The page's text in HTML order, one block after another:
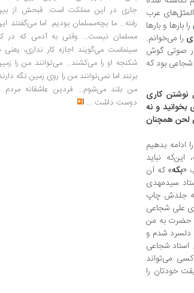
عرب
را بار‌ها و بار‌ها
را می‌خوانم.
صوتی گوش
بود که
نوشتن کاری
و نه
لحن همچنان
ادامه بدهیم
نباید
«بکه» که آن
سیدمهدی
جلدش چاپ
علی شجاعی
حضرت به من
دلسرد شدم و
استاد شجاعی
می‌تواند
خودتان را
جاری در این مملکت است. قبحش از
رفته... ما بچه‌مسلمان بودیم. اما می‌گفتند
مسلمان نیست... وقتی به آدمی که در
سینماست می‌گویند اجازه کار نداری، یعنی
شکنجه او را می‌کشند... می‌توانند من را
بزنند اما نمی‌توانند من را روی زمین نگه
من بلند می‌شوم... فردین عاشقانه مردم
دوست داشت ...